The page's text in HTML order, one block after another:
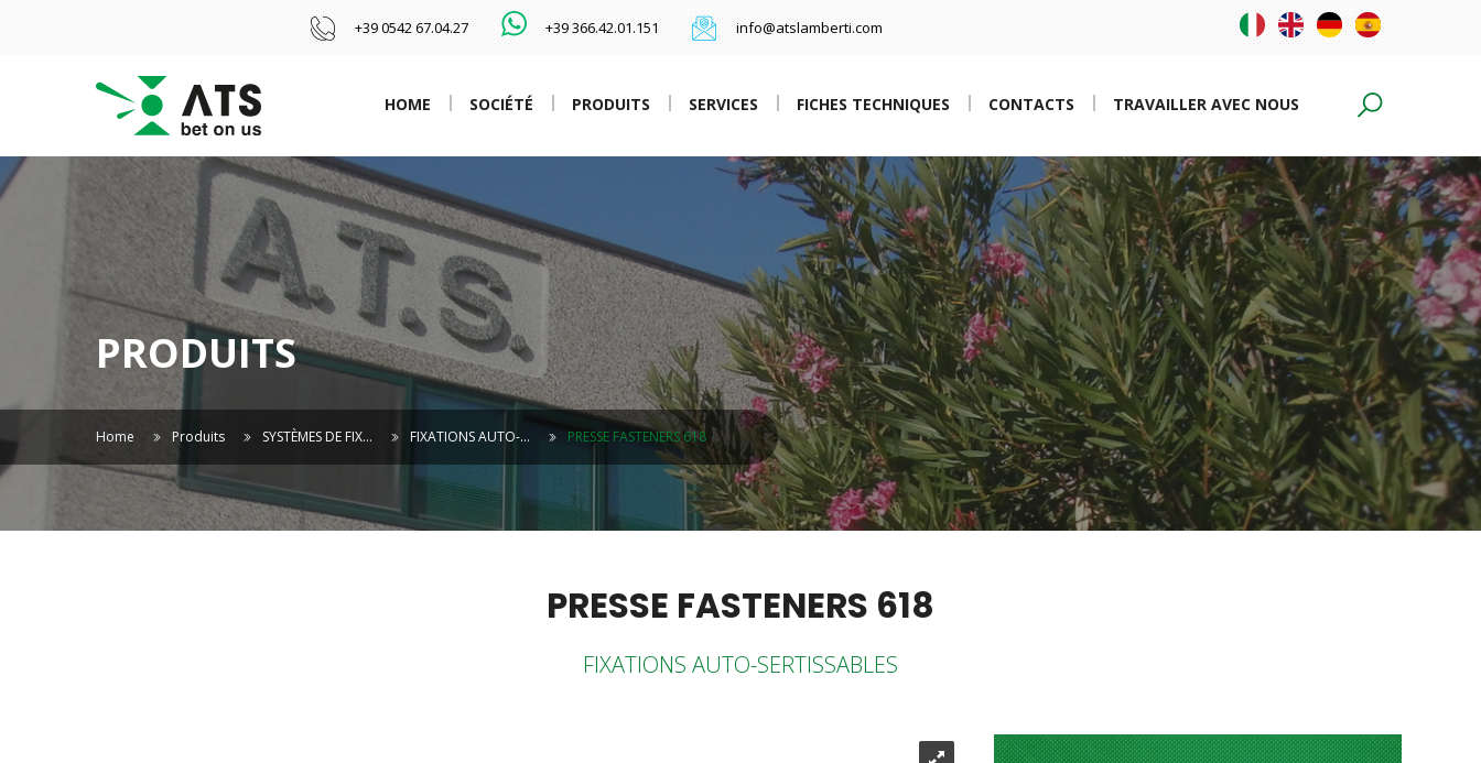
+39 0542 67.04.27 +39 366.42.01.151 info@atslamberti.com
HOME SOCIÉTÉ PRODUITS SERVICES FICHES TECHNIQUES CONTACTS TRAVAILLER AVEC NOUS
PRODUITS
Home Produits SYSTÈMES DE FIX… FIXATIONS AUTO-… PRESSE FASTENERS 618
PRESSE FASTENERS 618
FIXATIONS AUTO-SERTISSABLES